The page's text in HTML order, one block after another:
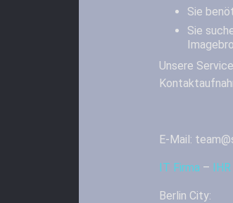
Sie
Sie
Unsere
E-Mail:
IT Firma–
Berlin City: